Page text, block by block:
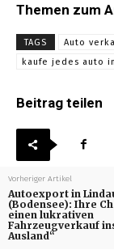
Themen zum
TAGS
Auto
kaufe jedes auto
Beitrag teilen
Vorheriger Artikel
Autoexport in
(Bodensee): Ihre
einen lukrativen
Fahrzeugverkauf
Ausland“